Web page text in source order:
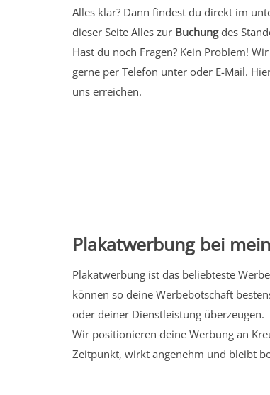
Alles klar? Dann findest du direkt im
dieser Seite Alles zur Buchungdes
Hast du noch Fragen? Kein Problem!
gerne per Telefon unter oder E-Mail.
uns erreichen.
Plakatwerbung bei
Plakatwerbung ist das beliebteste
können so deine Werbebotschaft
oder deiner Dienstleistung überzeugen.
Wir positionieren deine Werbung an
Zeitpunkt, wirkt angenehm und bleibt